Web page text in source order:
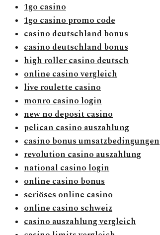
1go casino
1go casino promo code
casino deutschland bonus
casino deutschland bonus
high roller casino deutsch
online casino vergleich
live roulette casino
monro casino login
new no deposit casino
pelican casino auszahlung
casino bonus umsatzbedingungen
revolution casino auszahlung
national casino login
online casino bonus
seriöses online casino
online casino schweiz
casino auszahlung vergleich